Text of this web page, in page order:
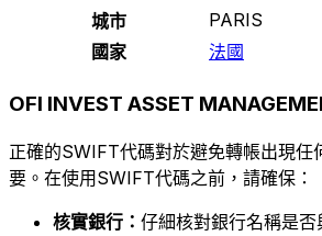
城市
PARIS
國家
法國
OFI INVEST ASSET
正確的SWIFT代碼對於避免轉帳出現任
要。在使用SWIFT代碼之前，請確保：
核實銀行： 仔細核對銀行名稱是